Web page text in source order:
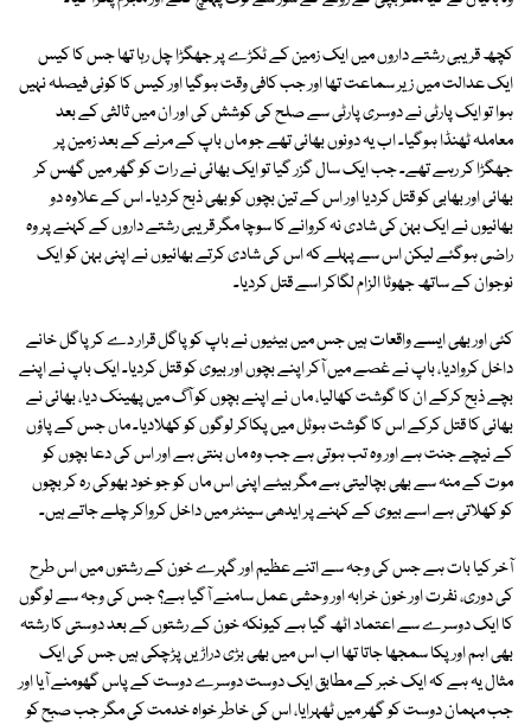
کچھ قریبی رشتے داروں میں ایک زمین کے ٹکڑے پر جھگڑا چل رہا تھا جس کا کیس
ایک عدالت میں زیر سماعت تھا اور جب کافی وقت ہوگیا اور کیس کا کوئی فیصلہ نہیں
ہوا تو ایک پارٹی نے دوسری پارٹی سے صلح کی کوشش کی اور ان میں ثالثی کے بعد
معاملہ ٹھنڈا ہوگیا۔ اب یہ دونوں بھائی تھے جو ماں باپ کے مرنے کے بعد زمین پر
جھگڑا کر رہے تھے۔ جب ایک سال گزر گیا تو ایک بھائی نے رات کو گھر میں گھس کر
بھائی اور بھابی کو قتل کردیا اور اس کے تین بچوں کو بھی ذبح کردیا۔ اس کے علاوہ دو
بھائیوں نے ایک بہن کی شادی نہ کروانے کا سوچا مگر قریبی رشتے داروں کے کہنے پر وہ
راضی ہوگئے لیکن اس سے پہلے کہ اس کی شادی کرتے بھائیوں نے اپنی بہن کو ایک
نوجوان کے ساتھ جھوٹا الزام لگاکر اسے قتل کردیا۔
کئی اور بھی ایسے واقعات ہیں جس میں بیٹیوں نے باپ کو پاگل قرار دے کر پاگل خانے
داخل کروادیا، باپ نے غصے میں آکر اپنے بچوں اور بیوی کو قتل کردیا۔ ایک باپ نے اپنے
بچے ذبح کرکے ان کا گوشت کھالیا، ماں نے اپنے بچوں کو آگ میں پھینک دیا، بھائی نے
بھائی کا قتل کرکے اس کا گوشت ہوٹل میں پکاکر لوگوں کو کھلادیا۔ ماں جس کے پاؤں
کے نیچے جنت ہے اور وہ تب ہوتی ہے جب وہ ماں بنتی ہے اور اس کی دعا بچوں کو
موت کے منہ سے بھی بچالیتی ہے مگر بیٹے اپنی اس ماں کو جو خود بھوکی رہ کر بچوں
کو کھلاتی ہے اسے بیوی کے کہنے پر ایدھی سینٹر میں داخل کرواکر چلے جاتے ہیں۔
آخر کیا بات ہے جس کی وجہ سے اتنے عظیم اور گہرے خون کے رشتوں میں اس طرح
کی دوری، نفرت اور خون خرابہ اور وحشی عمل سامنے آگیا ہے؟ جس کی وجہ سے لوگوں
کا ایک دوسرے سے اعتماد اٹھ گیا ہے کیونکہ خون کے رشتوں کے بعد دوستی کا رشتہ
بھی اہم اور پکا سمجھا جاتا تھا اب اس میں بھی بڑی دراڑیں پڑچکی ہیں جس کی ایک
مثال یہ ہے کہ ایک خبر کے مطابق ایک دوست دوسرے دوست کے پاس گھومنے آیا اور
جب مہمان دوست کو گھر میں ٹھہرایا، اس کی خاطر خواہ خدمت کی مگر جب صبح کو